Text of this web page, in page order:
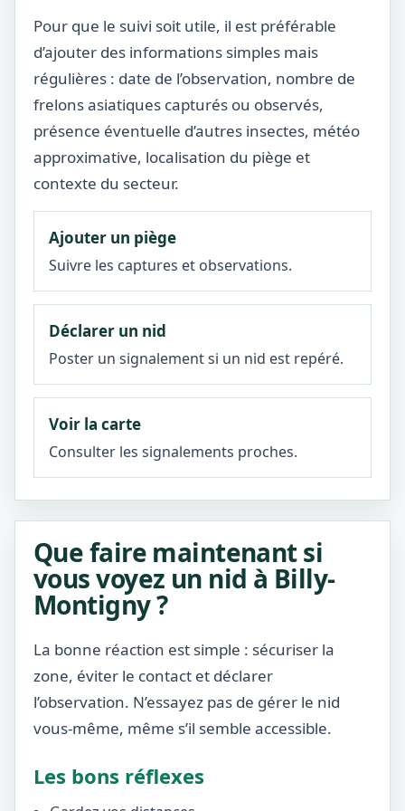
Pour que le suivi soit utile, il est préférable
d’ajouter des informations simples mais
régulières : date de l’observation, nombre de
frelons asiatiques capturés ou observés,
présence éventuelle d’autres insectes, météo
approximative, localisation du piège et
contexte du secteur.
Ajouter un piège
Suivre les captures et observations.
Déclarer un nid
Poster un signalement si un nid est repéré.
Voir la carte
Consulter les signalements proches.
Que faire maintenant si
vous voyez un nid à Billy-
Montigny ?
La bonne réaction est simple : sécuriser la
zone, éviter le contact et déclarer
l’observation. N’essayez pas de gérer le nid
vous-même, même s’il semble accessible.
Les bons réflexes